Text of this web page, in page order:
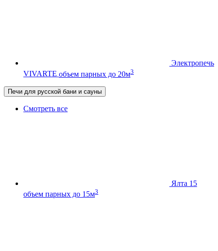
Электропечь
VIVARTE объем парных до 20м3
Печи для русской бани и сауны
Смотреть все
Ялта 15
объем парных до 15м3